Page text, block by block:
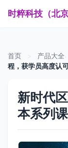
首页 产品大全
程，获学员高度认
新时代
本系列